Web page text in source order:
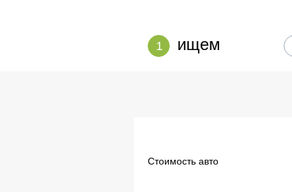
ищем
1
Стоимость авто